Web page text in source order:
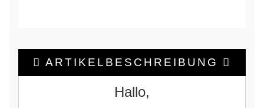
ARTIKELBESCHREIBUNG
Hallo,